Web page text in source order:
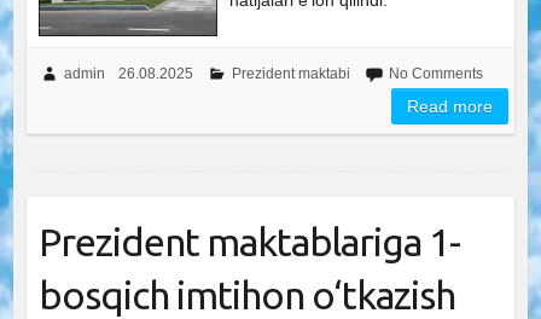
admin 26.08.2025 Prezident maktabi No Comments
Read more
Prezident maktablariga 1-
bosqich imtihon o‘tkazish